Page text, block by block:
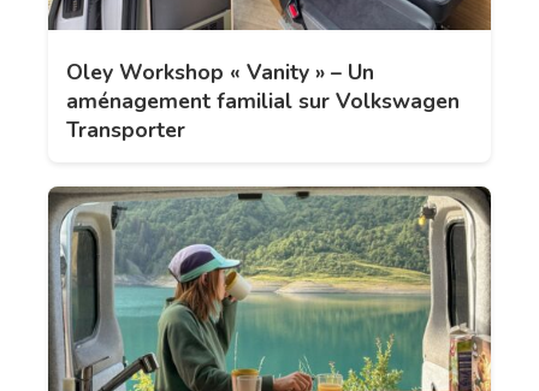
Oley Workshop « Vanity » – Un
aménagement familial sur Volkswagen
Transporter